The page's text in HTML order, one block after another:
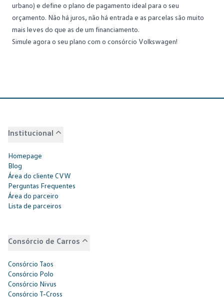
urbano) e define o plano de pagamento ideal para o seu
orçamento. Não há juros, não há entrada e as parcelas são muito
mais leves do que as de um financiamento.
Simule agora o seu plano com o consórcio Volkswagen!
Institucional
Homepage
Blog
Área do cliente CVW
Perguntas Frequentes
Área do parceiro
Lista de parceiros
Consórcio de Carros
Consórcio Taos
Consórcio Polo
Consórcio Nivus
Consórcio T-Cross